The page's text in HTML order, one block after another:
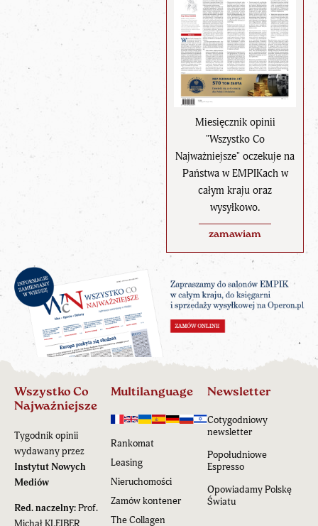
Miesięcznik opinii
"Wszystko Co
Najważniejsze" oczekuje na
Państwa w EMPIKach w
całym kraju oraz
wysyłkowo.
zamawiam
Wszystko Co
Najważniejsze
Tygodnik opinii
wydawany przez
Instytut Nowych
Mediów
Red. naczelny:Prof.
Michał KLEIBER
Multilanguage
Rankomat
Leasing
Nieruchomości
Zamów kontener
The Collagen
Newsletter
Cotygodniowy
newsletter
Popołudniowe
Espresso
Opowiadamy Polskę
Światu